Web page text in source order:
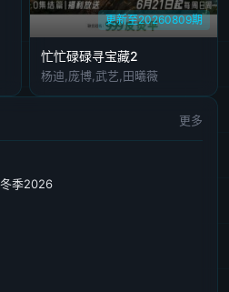
更新至20260809期
忙忙碌碌寻宝藏2
杨迪,庞博,武艺,田曦薇
更多
季2026